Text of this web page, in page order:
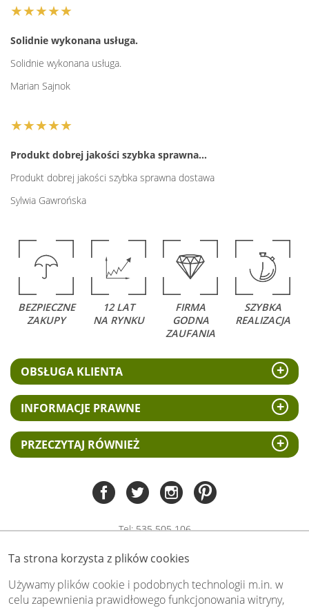
Ta strona korzysta z plików cookies
Używamy plików cookie i podobnych technologii m.in. w
celu zapewnienia prawidłowego funkcjonowania witryny,
★★★★★
Solidnie wykonana usługa.
Solidnie wykonana usługa.
Marian Sajnok
★★★★★
Produkt dobrej jakości szybka sprawna…
Produkt dobrej jakości szybka sprawna dostawa
Sylwia Gawrońska
BEZPIECZNE
ZAKUPY
12 LAT
NA RYNKU
FIRMA
GODNA
ZAUFANIA
SZYBKA
REALIZACJA
OBSŁUGA KLIENTA
INFORMACJE PRAWNE
PRZECZYTAJ RÓWNIEŻ
Tel:535 505 106
biuro@swiat-obrazow.pl
Copyright by swiat-obrazow.pl 2026,
Wszelkie prawa zastrzeżone